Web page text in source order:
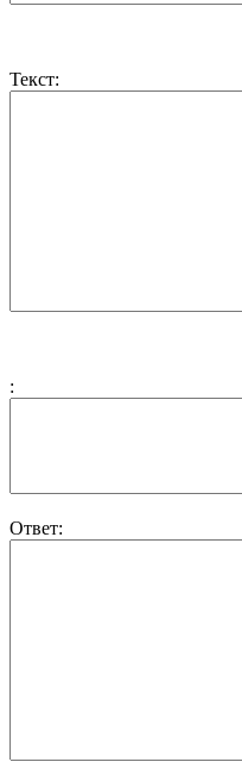
Текст:
:
Ответ: